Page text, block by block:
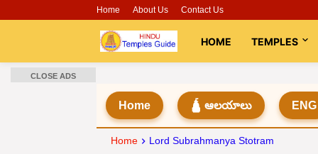
Home About Us Contact Us
HOME TEMPLES
Home 🛕 ఆలయాలు ENG
Home Lord Subrahmanya Stotram
CLOSE ADS